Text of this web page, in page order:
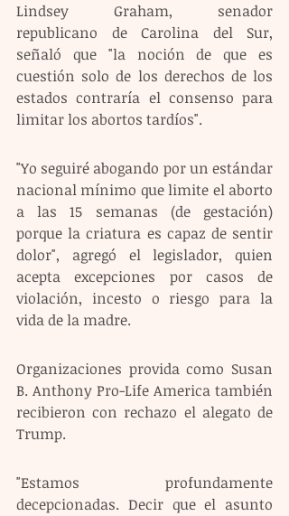
Lindsey Graham, senador
republicano de Carolina del Sur,
señaló que "la noción de que es
cuestión solo de los derechos de los
estados contraría el consenso para
limitar los abortos tardíos".
"Yo seguiré abogando por un estándar
nacional mínimo que limite el aborto
a las 15 semanas (de gestación)
porque la criatura es capaz de sentir
dolor", agregó el legislador, quien
acepta excepciones por casos de
violación, incesto o riesgo para la
vida de la madre.
Organizaciones provida como Susan
B. Anthony Pro-Life America también
recibieron con rechazo el alegato de
Trump.
"Estamos profundamente
decepcionadas. Decir que el asunto